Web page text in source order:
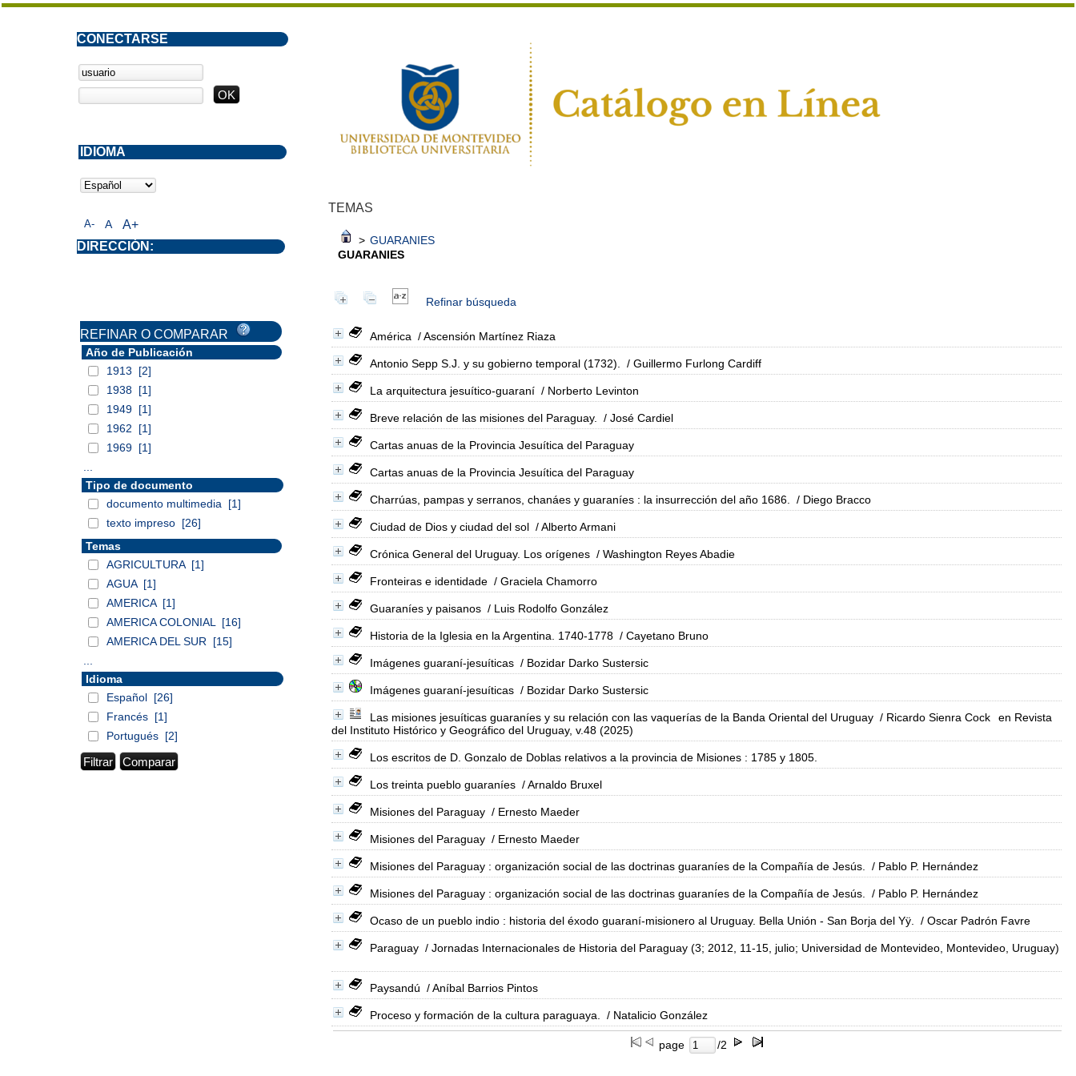
TEMAS
> GUARANIES
GUARANIES
Refinar búsqueda
América / Ascensión Martínez Riaza
Antonio Sepp S.J. y su gobierno temporal (1732). / Guillermo Furlong Cardiff
La arquitectura jesuítico-guaraní / Norberto Levinton
Breve relación de las misiones del Paraguay. / José Cardiel
Cartas anuas de la Provincia Jesuítica del Paraguay
Cartas anuas de la Provincia Jesuítica del Paraguay
Charrúas, pampas y serranos, chanáes y guaraníes : la insurrección del año 1686. / Diego Bracco
Ciudad de Dios y ciudad del sol / Alberto Armani
Crónica General del Uruguay. Los orígenes / Washington Reyes Abadie
Fronteiras e identidade / Graciela Chamorro
Guaraníes y paisanos / Luis Rodolfo González
Historia de la Iglesia en la Argentina. 1740-1778 / Cayetano Bruno
Imágenes guaraní-jesuíticas / Bozidar Darko Sustersic
Imágenes guaraní-jesuíticas / Bozidar Darko Sustersic
Las misiones jesuíticas guaraníes y su relación con las vaquerías de la Banda Oriental del Uruguay / Ricardo Sienra Cock
en Revista
del Instituto Histórico y Geográfico del Uruguay, v.48 (2025)
Los escritos de D. Gonzalo de Doblas relativos a la provincia de Misiones : 1785 y 1805.
Los treinta pueblo guaraníes / Arnaldo Bruxel
Misiones del Paraguay / Ernesto Maeder
Misiones del Paraguay / Ernesto Maeder
Misiones del Paraguay : organización social de las doctrinas guaraníes de la Compañía de Jesús. / Pablo P. Hernández
Misiones del Paraguay : organización social de las doctrinas guaraníes de la Compañía de Jesús. / Pablo P. Hernández
Ocaso de un pueblo indio : historia del éxodo guaraní-misionero al Uruguay. Bella Unión - San Borja del Yÿ. / Oscar Padrón Favre
Paraguay / Jornadas Internacionales de Historia del Paraguay (3; 2012, 11-15, julio; Universidad de Montevideo, Montevideo, Uruguay)
Paysandú / Aníbal Barrios Pintos
Proceso y formación de la cultura paraguaya. / Natalicio González
page /2
A- A A+
CONECTARSE
DIRECCIÓN:
IDIOMA
REFINAR O COMPARAR
Año de Publicación
1913
[2]
1938 [1]
1949 [1]
1962
[1]
1969 [1]
Tipo de documento
documento multimedia
[1]
texto impreso [26]
Temas
AGRICULTURA [1]
AGUA [1]
AMERICA [1]
AMERICA COLONIAL
[16]
AMERICA DEL SUR
[15]
Idioma
Español [26]
Francés [1]
Portugués [2]